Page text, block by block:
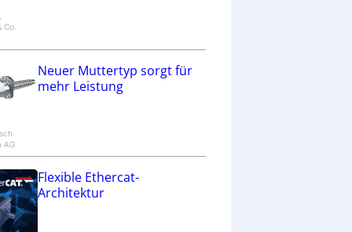
Co.
AG
Neuer Muttertyp sorgt für
mehr Leistung
Flexible Ethercat-
Architektur